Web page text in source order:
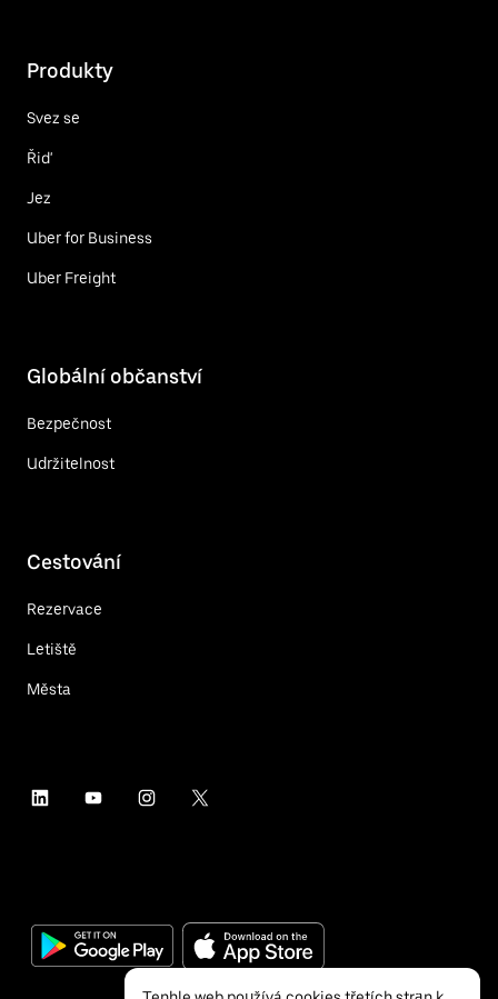
Produkty
Svez se
Řiď
Jez
Uber for Business
Uber Freight
Globální občanství
Bezpečnost
Udržitelnost
Cestování
Rezervace
Letiště
Města